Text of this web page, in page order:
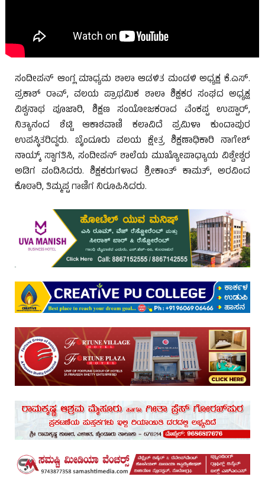
ಸಂದೀಪನ್ ಆಂಗ್ಲ ಮಾಧ್ಯಮ ಶಾಲಾ ಆಡಳಿತ ಮಂಡಳಿ ಅಧ್ಯಕ್ಷ ಕೆ.ಎಸ್.
ಪ್ರಕಾಶ್ ರಾವ್, ವಲಯ ಪ್ರಾಥಮಿಕ ಶಾಲಾ ಶಿಕ್ಷಕರ ಸಂಘದ ಅಧ್ಯಕ್ಷ
ವಿಶ್ವನಾಥ ಪೂಜಾರಿ, ಶಿಕ್ಷಣ ಸಂಯೋಜಕರಾದ ವೆಂಕಪ್ಪ ಉಪ್ಪಾರ್,
ನಿತ್ಯಾನಂದ ಶೆಟ್ಟಿ ಆಕಾಶವಾಣಿ ಕಲಾವಿದೆ ಪ್ರಮಿಳಾ ಕುಂದಾಪುರ
ಉಪಸ್ಥಿತರಿದ್ದರು. ಬೈಂದೂರು ವಲಯ ಕ್ಷೇತ್ರ ಶಿಕ್ಷಣಾಧಿಕಾರಿ ನಾಗೇಶ್
ನಾಯ್ಕ್ ಸ್ವಾಗತಿಸಿ, ಸಂದೀಪನ್ ಶಾಲೆಯ ಮುಖ್ಯೋಪಾಧ್ಯಾಯ ವಿಶ್ವೇಶ್ವರ
ಅಡಿಗ ವಂದಿಸಿದರು. ಶಿಕ್ಷಕರುಗಳಾದ ಶ್ರೀಕಾಂತ್ ಕಾಮತ್, ಅರವಿಂದ
ಕೊಠಾರಿ, ತಿಮ್ಮಪ್ಪ ಗಾಣಿಗ ನಿರೂಪಿಸಿದರು.